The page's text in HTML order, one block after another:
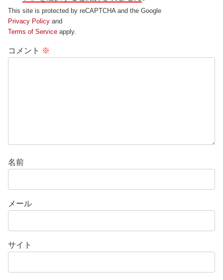
This site is protected by reCAPTCHA and the Google
Privacy Policy and
Terms of Service apply.
コメント ※
名前
メール
サイト